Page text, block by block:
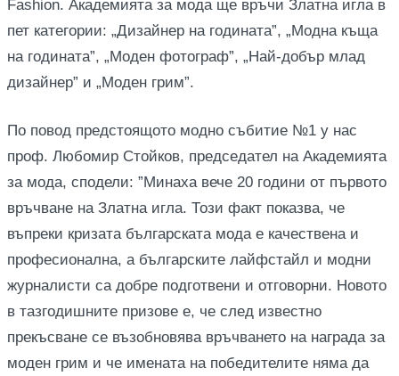
Fashion. Академията за мода ще връчи Златна игла в
пет категории: „Дизайнер на годината”, „Модна къща
на годината”, „Моден фотограф”, „Най-добър млад
дизайнер” и „Моден грим”.
По повод предстоящото модно събитие №1 у нас
проф. Любомир Стойков, председател на Академията
за мода, сподели: ”Минаха вече 20 години от първото
връчване на Златна игла. Този факт показва, че
въпреки кризата българската мода е качествена и
професионална, а българските лайфстайл и модни
журналисти са добре подготвени и отговорни. Новото
в тазгодишните призове е, че след известно
прекъсване се възобновява връчването на награда за
моден грим и че имената на победителите няма да